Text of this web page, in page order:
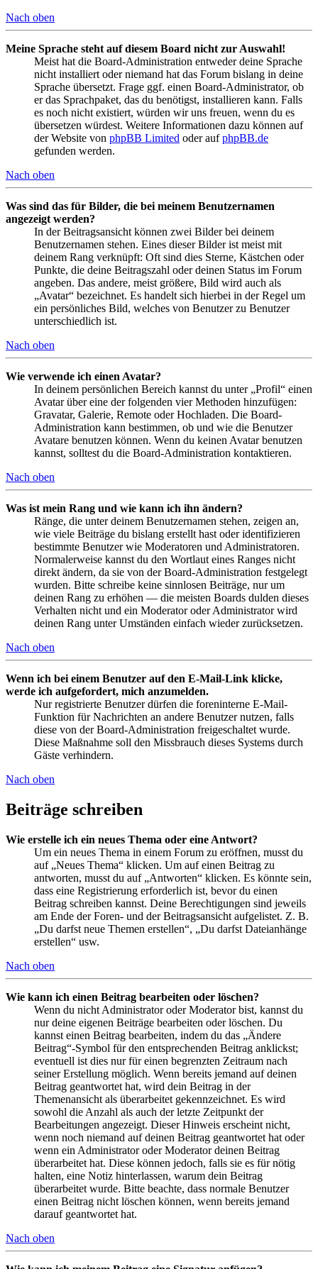
Nach oben
Meine Sprache steht auf diesem Board nicht zur Auswahl!
Meist hat die Board-Administration entweder deine Sprache
nicht installiert oder niemand hat das Forum bislang in deine
Sprache übersetzt. Frage ggf. einen Board-Administrator, ob
er das Sprachpaket, das du benötigst, installieren kann. Falls
es noch nicht existiert, würden wir uns freuen, wenn du es
übersetzen würdest. Weitere Informationen dazu können auf
der Website von phpBB Limited oder aufphpBB.de
gefunden werden.
Nach oben
Was sind das für Bilder, die bei meinem Benutzernamen
angezeigt werden?
In der Beitragsansicht können zwei Bilder bei deinem
Benutzernamen stehen. Eines dieser Bilder ist meist mit
deinem Rang verknüpft: Oft sind dies Sterne, Kästchen oder
Punkte, die deine Beitragszahl oder deinen Status im Forum
angeben. Das andere, meist größere, Bild wird auch als
„Avatar“ bezeichnet. Es handelt sich hierbei in der Regel um
ein persönliches Bild, welches von Benutzer zu Benutzer
unterschiedlich ist.
Nach oben
Wie verwende ich einen Avatar?
In deinem persönlichen Bereich kannst du unter „Profil“ einen
Avatar über eine der folgenden vier Methoden hinzufügen:
Gravatar, Galerie, Remote oder Hochladen. Die Board-
Administration kann bestimmen, ob und wie die Benutzer
Avatare benutzen können. Wenn du keinen Avatar benutzen
kannst, solltest du die Board-Administration kontaktieren.
Nach oben
Was ist mein Rang und wie kann ich ihn ändern?
Ränge, die unter deinem Benutzernamen stehen, zeigen an,
wie viele Beiträge du bislang erstellt hast oder identifizieren
bestimmte Benutzer wie Moderatoren und Administratoren.
Normalerweise kannst du den Wortlaut eines Ranges nicht
direkt ändern, da sie von der Board-Administration festgelegt
wurden. Bitte schreibe keine sinnlosen Beiträge, nur um
deinen Rang zu erhöhen — die meisten Boards dulden dieses
Verhalten nicht und ein Moderator oder Administrator wird
deinen Rang unter Umständen einfach wieder zurücksetzen.
Nach oben
Wenn ich bei einem Benutzer auf den E-Mail-Link klicke,
werde ich aufgefordert, mich anzumelden.
Nur registrierte Benutzer dürfen die foreninterne E-Mail-
Funktion für Nachrichten an andere Benutzer nutzen, falls
diese von der Board-Administration freigeschaltet wurde.
Diese Maßnahme soll den Missbrauch dieses Systems durch
Gäste verhindern.
Nach oben
Beiträge schreiben
Wie erstelle ich ein neues Thema oder eine Antwort?
Um ein neues Thema in einem Forum zu eröffnen, musst du
auf „Neues Thema“ klicken. Um auf einen Beitrag zu
antworten, musst du auf „Antworten“ klicken. Es könnte sein,
dass eine Registrierung erforderlich ist, bevor du einen
Beitrag schreiben kannst. Deine Berechtigungen sind jeweils
am Ende der Foren- und der Beitragsansicht aufgelistet. Z. B.
„Du darfst neue Themen erstellen“, „Du darfst Dateianhänge
erstellen“ usw.
Nach oben
Wie kann ich einen Beitrag bearbeiten oder löschen?
Wenn du nicht Administrator oder Moderator bist, kannst du
nur deine eigenen Beiträge bearbeiten oder löschen. Du
kannst einen Beitrag bearbeiten, indem du das „Ändere
Beitrag“-Symbol für den entsprechenden Beitrag anklickst;
eventuell ist dies nur für einen begrenzten Zeitraum nach
seiner Erstellung möglich. Wenn bereits jemand auf deinen
Beitrag geantwortet hat, wird dein Beitrag in der
Themenansicht als überarbeitet gekennzeichnet. Es wird
sowohl die Anzahl als auch der letzte Zeitpunkt der
Bearbeitungen angezeigt. Dieser Hinweis erscheint nicht,
wenn noch niemand auf deinen Beitrag geantwortet hat oder
wenn ein Administrator oder Moderator deinen Beitrag
überarbeitet hat. Diese können jedoch, falls sie es für nötig
halten, eine Notiz hinterlassen, warum dein Beitrag
überarbeitet wurde. Bitte beachte, dass normale Benutzer
einen Beitrag nicht löschen können, wenn bereits jemand
darauf geantwortet hat.
Nach oben